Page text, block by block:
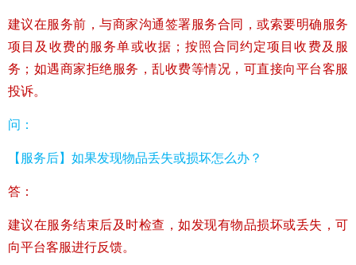
建议在服务前，与商家沟通签署服务合同，或索要明确服务
项目及收费的服务单或收据；按照合同约定项目收费及服
务；如遇商家拒绝服务，乱收费等情况，可直接向平台客服
投诉。
问：
【服务后】如果发现物品丢失或损坏怎么办？
答：
建议在服务结束后及时检查，如发现有物品损坏或丢失，可
向平台客服进行反馈。